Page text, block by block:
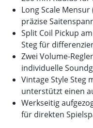
Long Scale
präzise
Split Coil Pickup
Steg für
Zwei Volume-
individuelle
Vintage Style Steg
unterstützt einen
Werkseitig
für direkten